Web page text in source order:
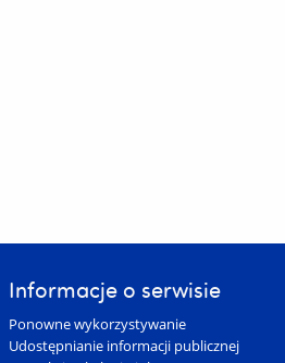
Informacje o serwisie
Ponowne wykorzystywanie
Udostępnianie informacji publicznej